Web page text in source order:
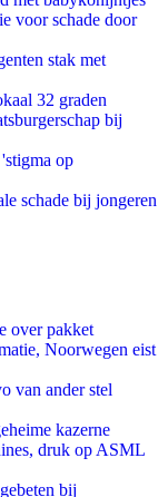
voor schade door
stak met
32 graden
bij
op
schade bij jongeren
over pakket
Noorwegen eist
van ander stel
kazerne
druk op ASML
bij